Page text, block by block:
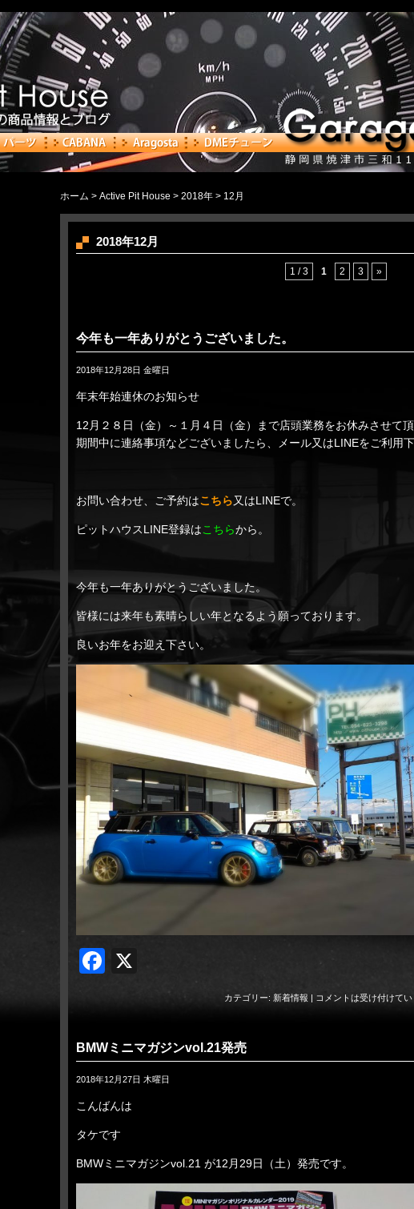
ホーム > Active Pit House > 2018年 > 12月
2018年12月
1 / 3 1 2 3 »
今年も一年ありがとうございました。
2018年12月28日 金曜日
年末年始連休のお知らせ
12月２８日（金）～１月４日（金）まで店頭業務をお休みさせて
期間中に連絡事項などございましたら、メール又はLINEをご利用
お問い合わせ、ご予約はこちら又はLINEで。
ピットハウスLINE登録はこちらから。
今年も一年ありがとうございました。
皆様には来年も素晴らしい年となるよう願っております。
良いお年をお迎え下さい。
Facebook
カテゴリー: 新着情報 | コメントは受け付けて
BMWミニマガジンvol.21発売
2018年12月27日 木曜日
こんばんは
タケです
BMWミニマガジンvol.21 が12月29日（土）発売です。